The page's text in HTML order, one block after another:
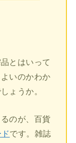
とはいって
いのかわか
ょうか。
のが、百貨
です。雑誌